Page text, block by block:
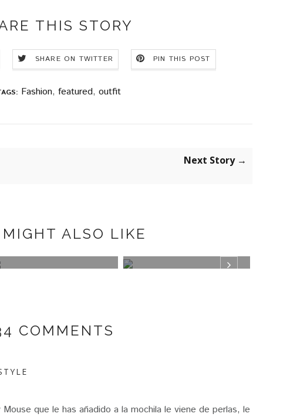
THIS STORY
SHARE ON TWITTER PIN THIS POST
Fashion, featured, outfit
Next Story →
ALSO LIKE
COMMENTS
que le has añadido a la mochila le viene de perlas, le